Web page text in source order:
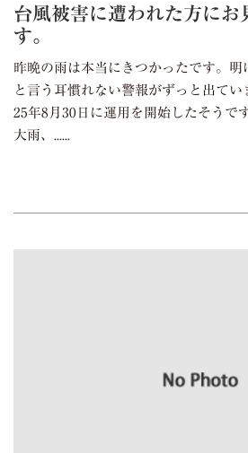
台風被害に遭われた方にお
す。
昨晩の雨は本当にきつかったです。明
と言う耳慣れない警報がずっと出て
25年8月30日に運用を開始したそうで
大雨、......